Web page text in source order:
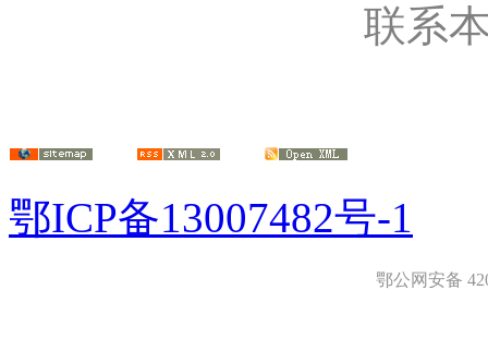
联系
鄂ICP备13007482号-1
鄂公网安备